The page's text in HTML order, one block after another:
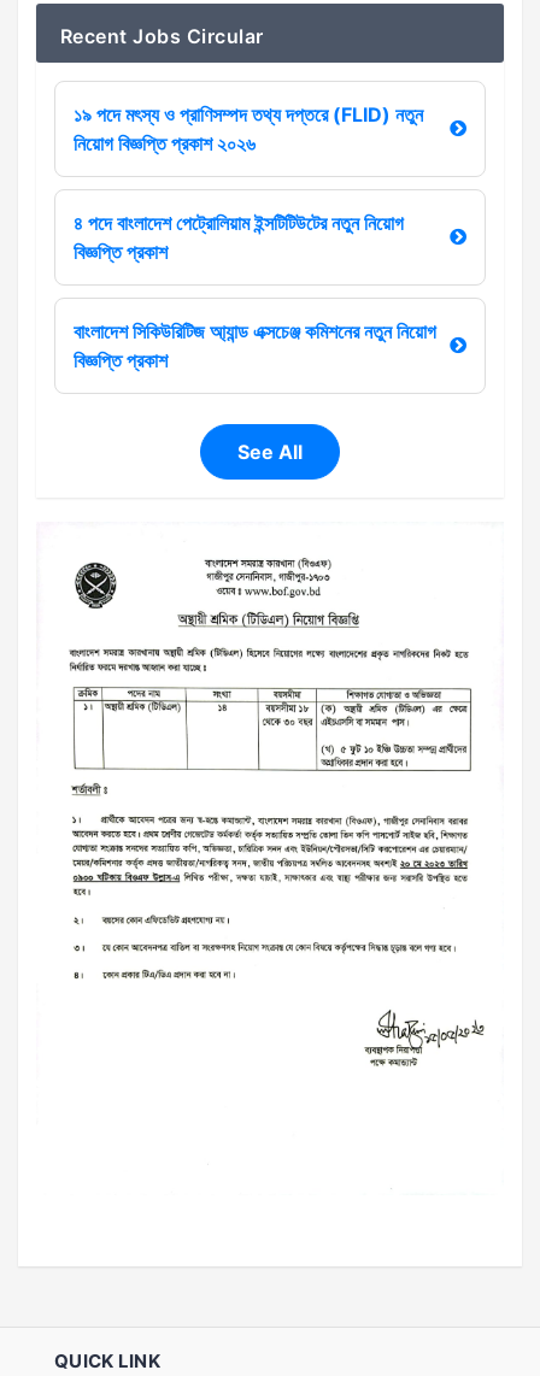
Recent Jobs Circular
১৯ পদে মৎস্য ও প্রাণিসম্পদ তথ্য দপ্তরে (FLID) নতুন
নিয়োগ বিজ্ঞপ্তি প্রকাশ ২০২৬
৪ পদে বাংলাদেশ পেট্রোলিয়াম ইন্সটিটিউটের নতুন নিয়োগ
বিজ্ঞপ্তি প্রকাশ
বাংলাদেশ সিকিউরিটিজ আ্যান্ড এক্সচেঞ্জ কমিশনের নতুন নিয়োগ
বিজ্ঞপ্তি প্রকাশ
See All
QUICK LINK